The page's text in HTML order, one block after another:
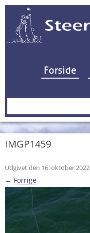
Forside
Søg
IMGP1459
Udgivet den 16. oktober 2022
← Forrige